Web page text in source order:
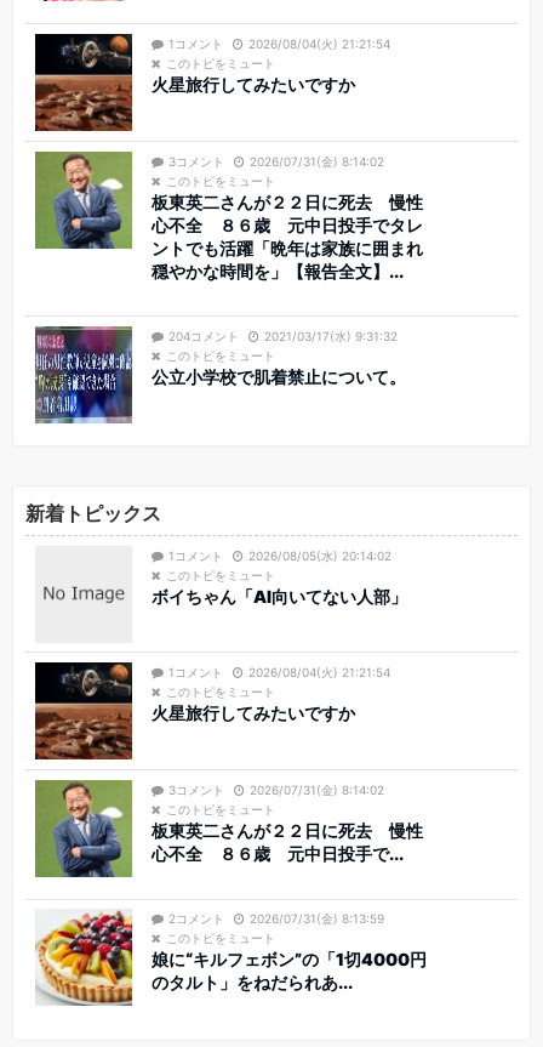
1コメント
2026/08/04(火) 21:21:54
このトピをミュート
火星旅行してみたいですか
3コメント
2026/07/31(金) 8:14:02
このトピをミュート
板東英二さんが２２日に死去 慢性
心不全 ８６歳 元中日投手でタレ
ントでも活躍「晩年は家族に囲まれ
穏やかな時間を」【報告全文】...
204コメント
2021/03/17(水) 9:31:32
このトピをミュート
公立小学校で肌着禁止について。
新着トピックス
1コメント
2026/08/05(水) 20:14:02
このトピをミュート
ボイちゃん「AI向いてない人部」
1コメント
2026/08/04(火) 21:21:54
このトピをミュート
火星旅行してみたいですか
3コメント
2026/07/31(金) 8:14:02
このトピをミュート
板東英二さんが２２日に死去 慢性
心不全 ８６歳 元中日投手で...
2コメント
2026/07/31(金) 8:13:59
このトピをミュート
娘に“キルフェボン”の「1切4000円
のタルト」をねだられあ...